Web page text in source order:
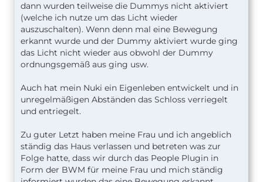
dann wurden teilweise die Dummys nicht aktiviert
(welche ich nutze um das Licht wieder
auszuschalten). Wenn denn mal eine Bewegung
erkannt wurde und der Dummy aktiviert wurde ging
das Licht nicht wieder aus obwohl der Dummy
ordnungsgemäß aus ging usw.
Auch hat mein Nuki ein Eigenleben entwickelt und in
unregelmäßigen Abständen das Schloss verriegelt
und entriegelt.
Zu guter Letzt haben meine Frau und ich angeblich
ständig das Haus verlassen und betreten was zur
Folge hatte, dass wir durch das People Plugin in
Form der BWM für meine Frau und mich ständig